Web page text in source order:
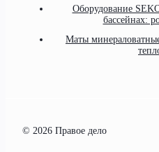
Оборудование
бассейнах:
Маты
© 2026 Правое дело